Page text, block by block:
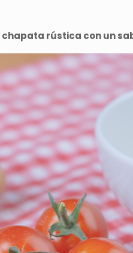
chapata rústica con un